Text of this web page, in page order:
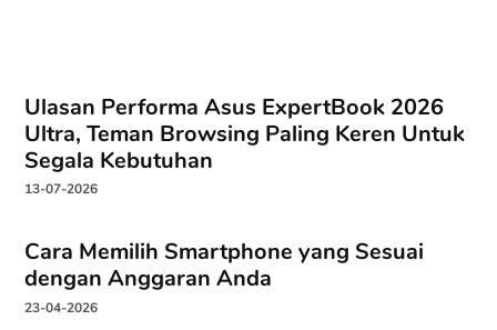
Ulasan Performa Asus ExpertBook 2026
Ultra, Teman Browsing Paling Keren Untuk
Segala Kebutuhan
13-07-2026
Cara Memilih Smartphone yang Sesuai
dengan Anggaran Anda
23-04-2026